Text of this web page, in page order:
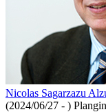
Nicolas Sagarzazu
(2024/06/27 - )